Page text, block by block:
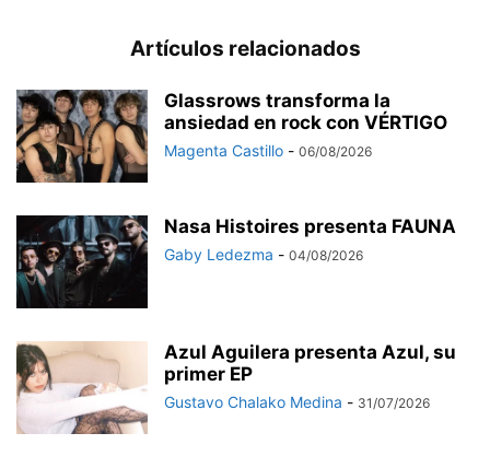
Artículos relacionados
Glassrows transforma la
ansiedad en rock con VÉRTIGO
Magenta Castillo - 06/08/2026
Nasa Histoires presenta FAUNA
Gaby Ledezma - 04/08/2026
Azul Aguilera presenta Azul, su
primer EP
Gustavo Chalako Medina - 31/07/2026